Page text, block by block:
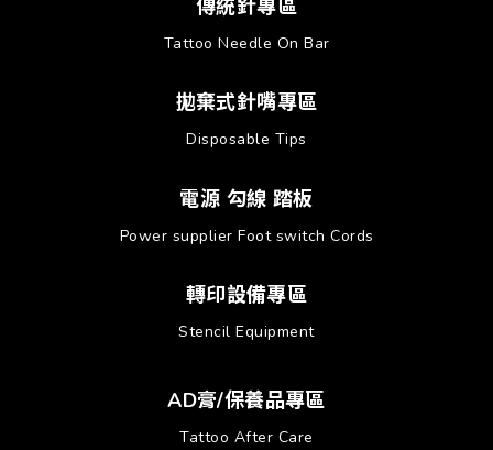
傳統針專區
Tattoo Needle On Bar
拋棄式針嘴專區
Disposable Tips
電源 勾線 踏板
Power supplier Foot switch Cords
轉印設備專區
Stencil Equipment
AD膏/保養品專區
Tattoo After Care